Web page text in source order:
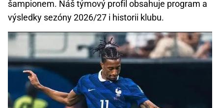
šampionem. Náš týmový profil obsahuje program a
výsledky sezóny 2026/27 i historii klubu.